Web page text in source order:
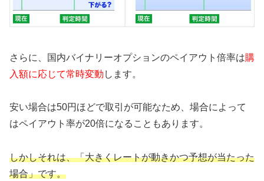
さらに、国内バイナリーオプションのペイアウト倍率は購
入額に応じて常時変動 します。
安い場合は50円ほどで取引が可能なため、場合によって
はペイアウト率が20倍になることもあります。
しかしそれは、「大きくレートが動きかつ予想が当たった
場合」です。